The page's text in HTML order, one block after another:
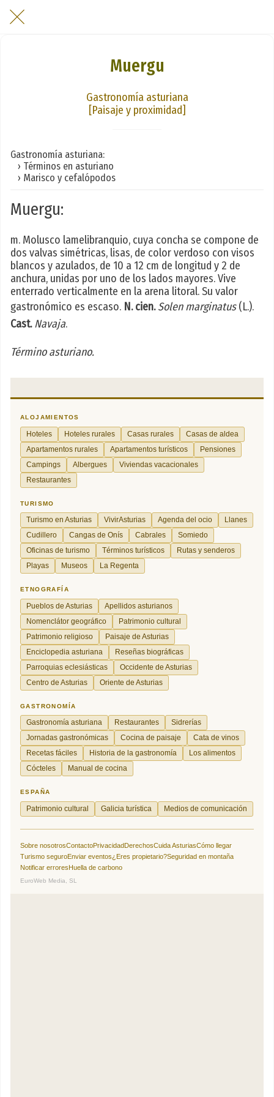
Muergu
Gastronomía asturiana
[Paisaje y proximidad]
Gastronomía asturiana:
› Términos en asturiano
› Marisco y cefalópodos
Muergu:
m. Molusco lamelibranquio, cuya concha se compone de
dos valvas simétricas, lisas, de color verdoso con visos
blancos y azulados, de 10 a 12 cm de longitud y 2 de
anchura, unidas por uno de los lados mayores. Vive
enterrado verticalmente en la arena litoral. Su valor
gastronómico es escaso. N. cien. Solen marginatus(L.).
Cast. Navaja.
Término asturiano.